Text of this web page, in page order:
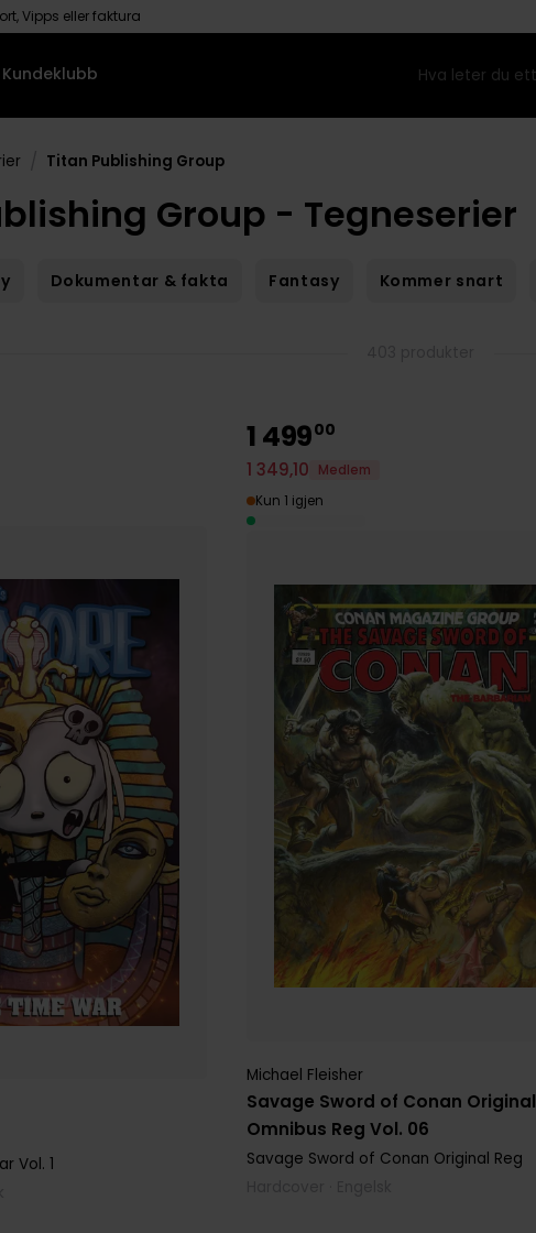
Vipps eller faktura
Kundeklubb
Titan Publishing Group
Group - Tegneserier
Dokumentar & fakta Fantasy Kommer snart
Vol. 1
Savage Sword of Conan Original
Omnibus Reg Vol. 06
Michael Fleisher
Savage Sword of Conan Original Reg
149900
1 349,10
Medlem
Kun 1 igjen